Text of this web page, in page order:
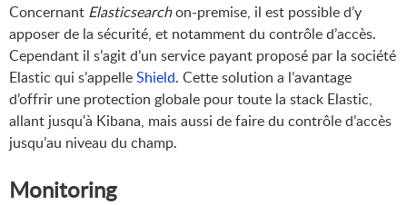
Concernant Elasticsearchon-premise, il est possible d’y
apposer de la sécurité, et notamment du contrôle d’accès.
Cependant il s’agit d’un service payant proposé par la société
Elastic qui s’appelleShield. Cette solution a l’avantage
d’offrir une protection globale pour toute la stack Elastic,
allant jusqu'à Kibana, mais aussi de faire du contrôle d’accès
jusqu’au niveau du champ.
Monitoring